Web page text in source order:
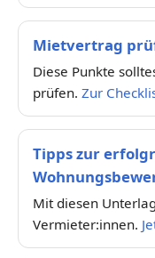
Mietvertrag
Diese Punkte
prüfen. Zur
Tipps zur
Mit diesen
Vermieter:innen.